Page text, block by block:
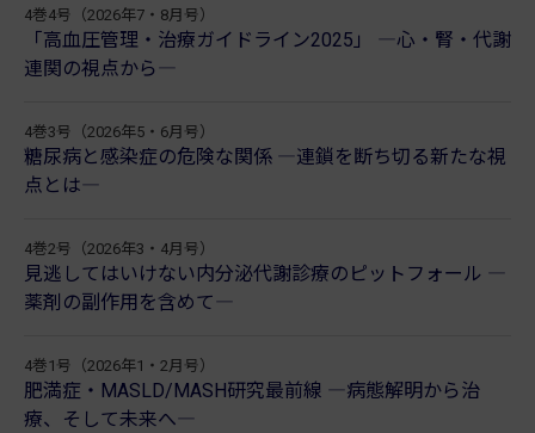
4巻4号（2026年7・8月号）
「高血圧管理・治療ガイドライン2025」 ―心・腎・代謝
連関の視点から―
4巻3号（2026年5・6月号）
糖尿病と感染症の危険な関係 ―連鎖を断ち切る新たな視
点とは―
4巻2号（2026年3・4月号）
見逃してはいけない内分泌代謝診療のピットフォール ―
薬剤の副作用を含めて―
4巻1号（2026年1・2月号）
肥満症・MASLD/MASH研究最前線 ―病態解明から治
療、そして未来へ―